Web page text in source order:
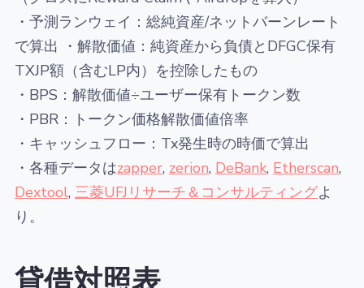
・予測ランウェイ：総純資産/ネットバーンレート
で算出 ・解散価値：純資産から負債とDFGC保有
TXJP額（含むLP内）を控除したもの
・BPS：解散価値÷ユーザー保有トークン数
・PBR：トークン価格解散価値倍率
・キャッシュフロー：Tx発生時の時価で算出
・各種データはzapper, zerion, DeBank, Etherscan,
Dextool, 三菱UFJリサーチ＆コンサルティングよ
り。